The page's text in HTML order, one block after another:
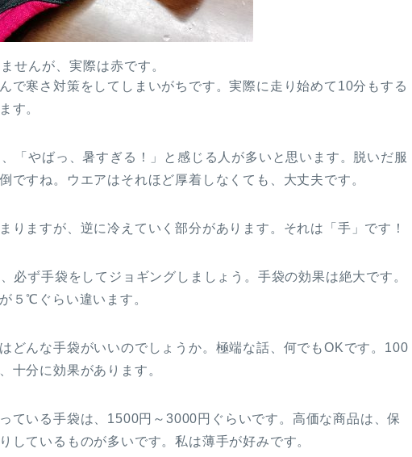
せんが、実際は赤です。
で寒さ対策をしてしまいがちです。実際に走り始めて10分もする
す。
「やばっ、暑すぎる！」と感じる人が多いと思います。脱いだ服
ですね。ウエアはそれほど厚着しなくても、大丈夫です。
りますが、逆に冷えていく部分があります。それは「手」です！
必ず手袋をしてジョギングしましょう。手袋の効果は絶大です。
５℃ぐらい違います。
どんな手袋がいいのでしょうか。極端な話、何でもOKです。100
十分に効果があります。
ている手袋は、1500円～3000円ぐらいです。高価な商品は、保
しているものが多いです。私は薄手が好みです。